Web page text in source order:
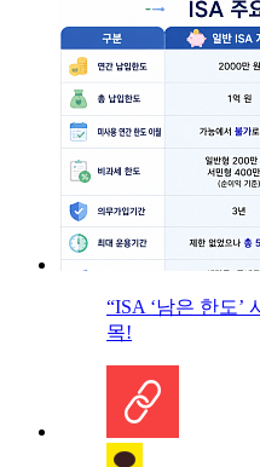
“ISA ‘남은 한도’
목!